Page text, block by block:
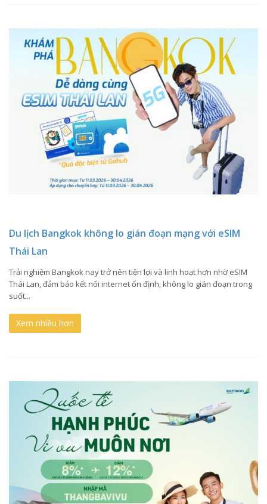
Du lịch Bangkok không lo gián đoạn mạng với eSIM
Thái Lan
Trải nghiệm Bangkok nay trở nên tiện lợi và linh hoạt hơn nhờ eSIM
Thái Lan, đảm bảo kết nối internet ổn định, không lo gián đoạn trong
suốt...
Xem nhiều hơn